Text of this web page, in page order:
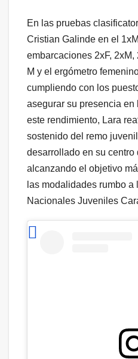
En las pruebas
Cristian Galinde en el
embarcaciones 2xF, 2xM,
M y el ergómetro
cumpliendo con los
asegurar su presencia
este rendimiento, Lara
sostenido del remo
desarrollado en su centro
alcanzando el objetivo
las modalidades rumbo
Nacionales Juveniles